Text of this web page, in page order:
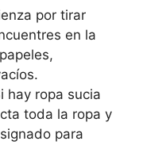
por tirar
en la
hay ropa sucia
toda la ropa y
para